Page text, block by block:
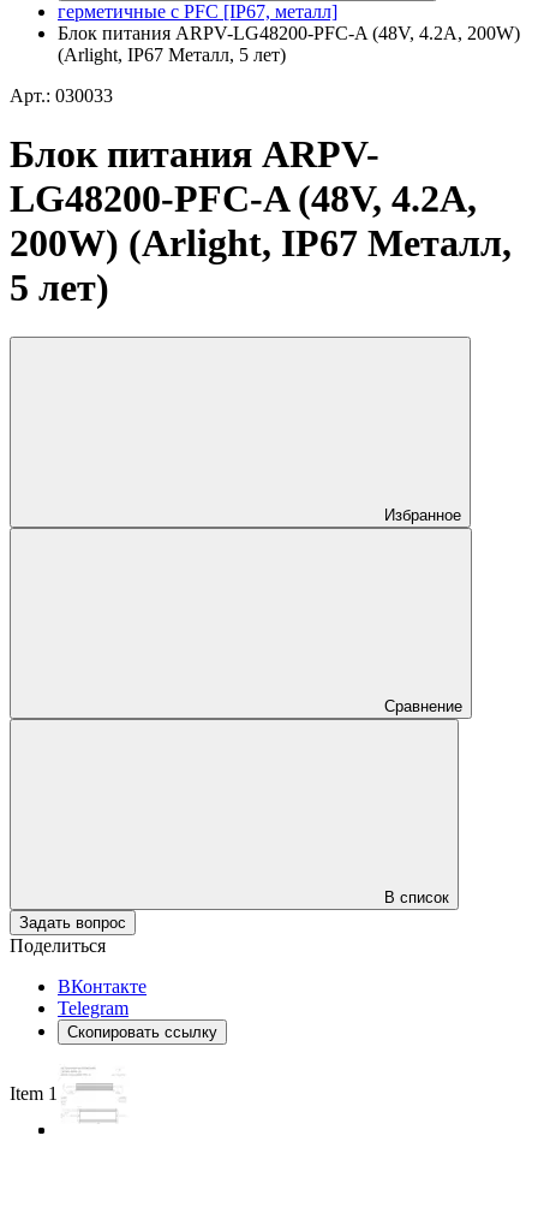
герметичные с PFC [IP67, металл]
Блок питания ARPV-LG48200-PFC-A (48V, 4.2A, 200W)
(Arlight, IP67 Металл, 5 лет)
Арт.: 030033
Блок питания ARPV-
LG48200-PFC-A (48V, 4.2A,
200W) (Arlight, IP67 Металл,
5 лет)
Избранное
Сравнение
В список
Задать вопрос
Поделиться
ВКонтакте
Telegram
Скопировать ссылку
Item 1 of 3